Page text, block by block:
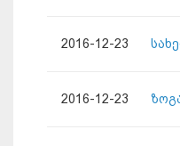
2016-12-23
2016-12-23